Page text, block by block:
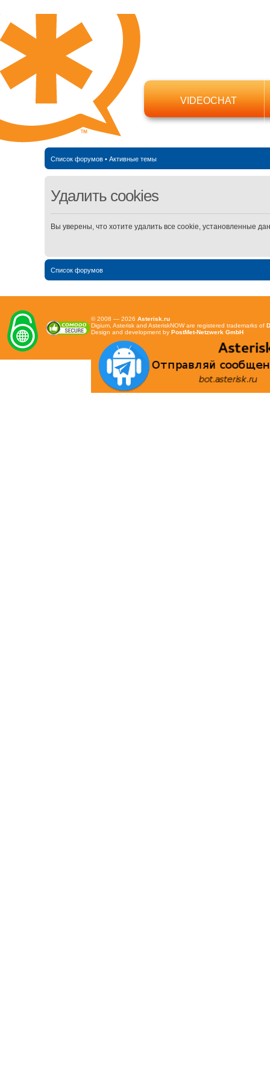
VIDEOCHAT
Список форумов• Активные темы
Удалить cookies
Вы уверены, что хотите удалить все cookie, установленные
Список форумов
© 2008 — 2026 Asterisk.ru
Digium, Asterisk and AsteriskNOW are registered trademarks of
Design and development by PostMet-Netzwerk GmbH